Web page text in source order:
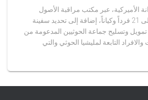
الأميركية، عبر مكتب مراقبة الأصول
الأجنبية، عقوبات على 21 فرداً وكياناً، إضافة إلى تحديد سفينة
وتسليح جماعة الحوثيين المدعومة من
والافراد التابعة لمليشيا الحوثي والتي